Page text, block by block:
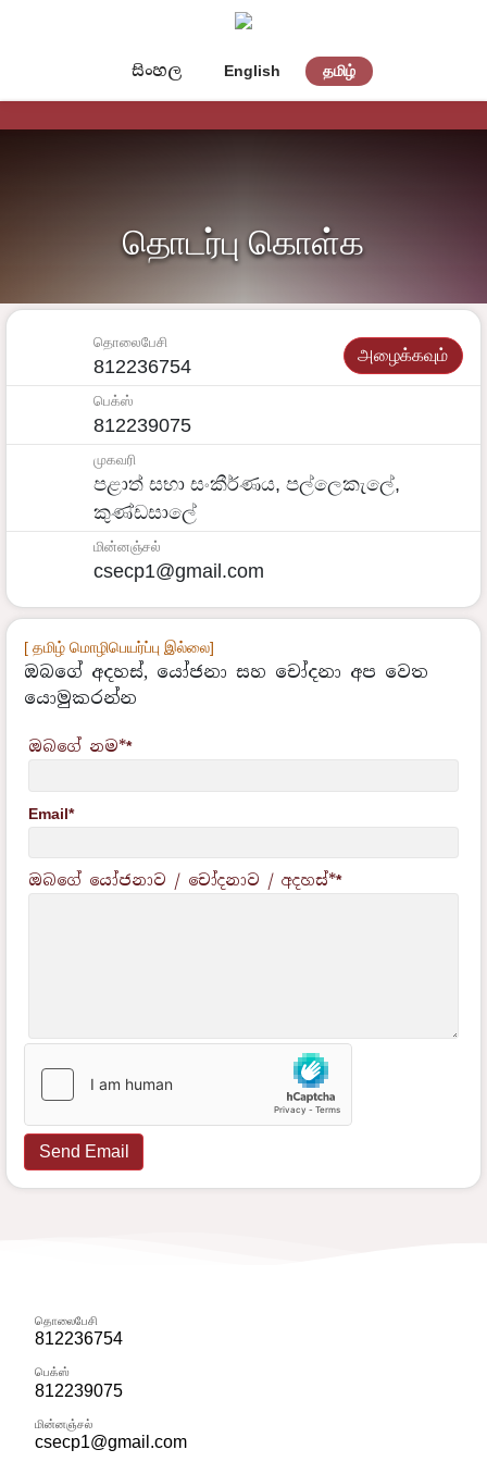
සිංහල English தமிழ்
தொடர்பு கொள்க
தொலைபேசி
812236754 அழைக்கவும்
பெக்ஸ்
812239075
முகவரி
පළාත් සභා සංකීර්ණය, පල්ලෙකැලේ,
කුණ්ඩසාලේ
மின்னஞ்சல்
csecp1@gmail.com
[ தமிழ் மொழிபெயர்ப்பு இல்லை]
ඔබගේ අදහස්, යෝජනා සහ චෝදනා අප වෙත
යොමුකරන්න
ඔබගේ නම**
Email*
ඔබගේ යෝජනාව / චෝදනාව / අදහස්**
Send Email
தொலைபேசி
812236754
பெக்ஸ்
812239075
மின்னஞ்சல்
csecp1@gmail.com